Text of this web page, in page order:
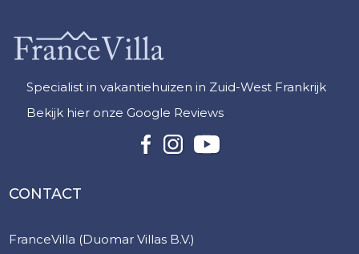
Specialist in vakantiehuizen in Zuid-West Frankrijk
Bekijk hier onze Google Reviews
CONTACT
FranceVilla (Duomar Villas B.V.)